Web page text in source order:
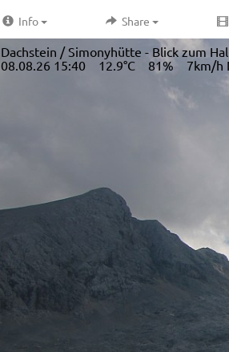
Info Share
Dachstein / Simonyhütte - Blick zum
08.08.26 15:40 12.9°C 81% 7km/h